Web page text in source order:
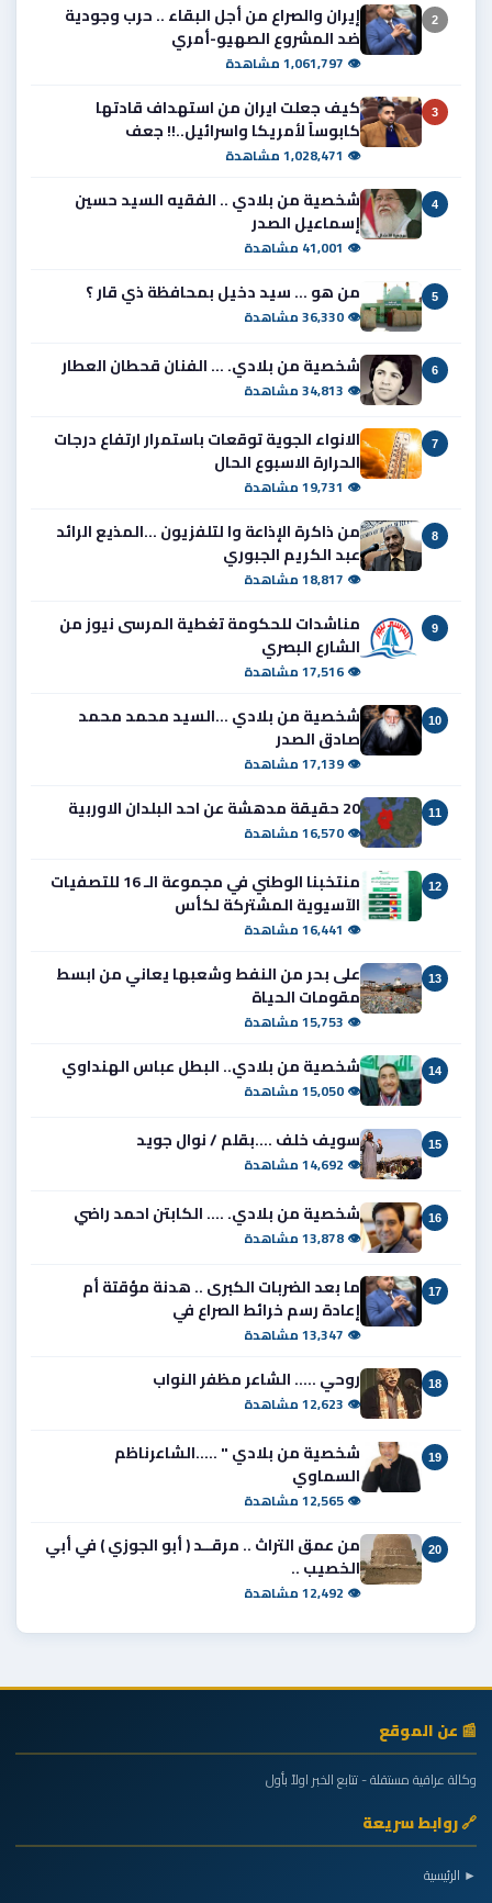
2
إيران والصراع من أجل البقاء .. حرب وجودية
ضد المشروع الصهيو-أمري
👁 1,061,797 مشاهدة
3
كيف جعلت ايران من استهداف قادتها
كابوساً لأمريكا واسرائيل..!! جعف
👁 1,028,471 مشاهدة
4
شخصية من بلادي .. الفقيه السيد حسين
إسماعيل الصدر
👁 41,001 مشاهدة
5 من هو ... سيد دخيل بمحافظة ذي قار ؟
👁 36,330 مشاهدة
6 شخصية من بلادي. ... الفنان قحطان العطار
👁 34,813 مشاهدة
7
الانواء الجوية توقعات باستمرار ارتفاع درجات
الحرارة الاسبوع الحال
👁 19,731 مشاهدة
8
من ذاكرة الإذاعة وا لتلفزيون ...المذيع الرائد
عبد الكريم الجبوري
👁 18,817 مشاهدة
9
مناشدات للحكومة تغطية المرسى نيوز من
الشارع البصري
👁 17,516 مشاهدة
10
شخصية من بلادي ...السيد محمد محمد
صادق الصدر
👁 17,139 مشاهدة
11 20 حقيقة مدهشة عن احد البلدان الاوربية
👁 16,570 مشاهدة
12
منتخبنا الوطني في مجموعة الـ 16 للتصفيات
الآسيوية المشتركة لكأس
👁 16,441 مشاهدة
13
على بحر من النفط وشعبها يعاني من ابسط
مقومات الحياة
👁 15,753 مشاهدة
14 شخصية من بلادي.. البطل عباس الهنداوي
👁 15,050 مشاهدة
15 سويف خلف ....بقلم / نوال جويد
👁 14,692 مشاهدة
16 شخصية من بلادي. .... الكابتن احمد راضي
👁 13,878 مشاهدة
17
ما بعد الضربات الكبرى .. هدنة مؤقتة أم
إعادة رسم خرائط الصراع في
👁 13,347 مشاهدة
18 روحي ..... الشاعر مظفر النواب
👁 12,623 مشاهدة
19
شخصية من بلادي " .....الشاعرناظم
السماوي
👁 12,565 مشاهدة
20
من عمق التراث .. مرقــد ( أبو الجوزي ) في أبي
الخصيب ..
👁 12,492 مشاهدة
📰 عن الموقع
وكالة عراقية مستقلة - تتابع الخبر اولاً بأول
🔗 روابط سريعة
► الرئيسية